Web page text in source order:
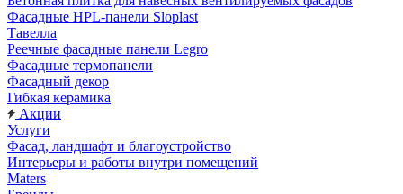
Фасадные HPL-панели Sloplast
Тавелла
Реечные фасадные панели Legro
Фасадные термопанели
Фасадный декор
Гибкая керамика
Акции
Услуги
Фасад, ландшафт и благоустройство
Интерьеры и работы внутри помещений
Maters